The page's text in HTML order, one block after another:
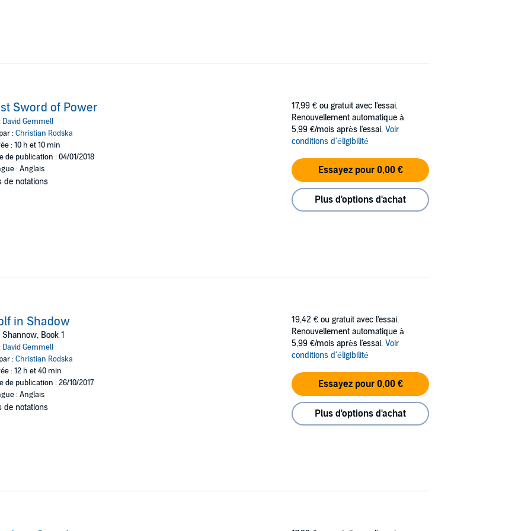
Sword of Power
David Gemmell
:Christian Rodska
: 10 h et 10 min
de publication : 04/01/2018
: Anglais
de notations
17,99 € ou gratuit avec l'essai.
Renouvellement automatique à
5,99 €/mois après l'essai. Voir
conditions d'éligibilité
Essayez pour 0,00 €
Plus d'options d'achat
in Shadow
Shannow, Book 1
David Gemmell
:Christian Rodska
: 12 h et 40 min
de publication : 26/10/2017
: Anglais
de notations
19,42 € ou gratuit avec l'essai.
Renouvellement automatique à
5,99 €/mois après l'essai. Voir
conditions d'éligibilité
Essayez pour 0,00 €
Plus d'options d'achat